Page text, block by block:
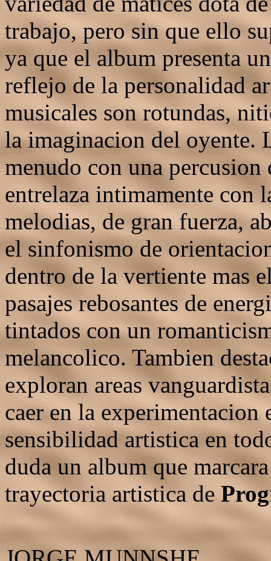
trabajo, pero sin que ello
ya que el album presenta
reflejo de la personalidad
musicales son rotundas,
la imaginacion del oyente.
menudo con una
entrelaza intimamente con
melodias, de gran fuerza,
el sinfonismo de
dentro de la vertiente mas
pasajes rebosantes de
tintados con un
melancolico. Tambien
exploran areas
caer en la
sensibilidad artistica en
duda un album que
trayectoria artistica de